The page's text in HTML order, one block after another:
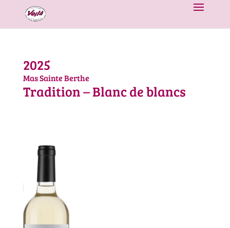
2025
Mas Sainte Berthe
Tradition – Blanc de blancs